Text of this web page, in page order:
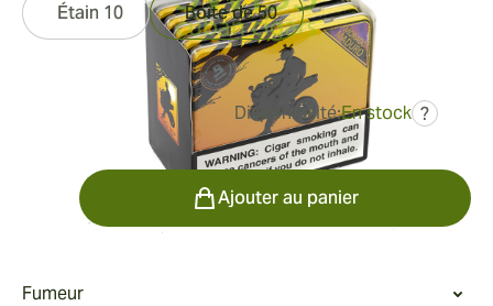
était 78,49 €
Disponibilité:En stock ?
Étain 10 Boîte de 50
Ajouter au panier
Fumeur